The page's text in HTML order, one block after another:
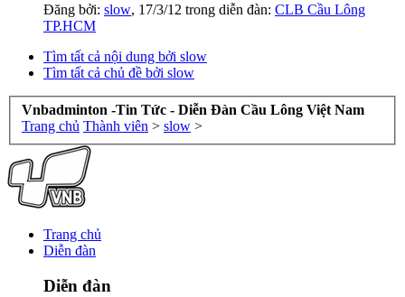
Đăng bởi: slow, 17/3/12 trong diễn đàn: CLB Cầu Lông
TP.HCM
Tìm tất cả nội dung bởi slow
Tìm tất cả chủ đề bởi slow
Vnbadminton -Tin Tức - Diễn Đàn Cầu Lông Việt Nam
Trang chủ Thành viên > slow >
Trang chủ
Diễn đàn
Diễn đàn